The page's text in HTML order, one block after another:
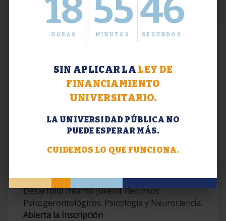
18
HORAS
55
MINUTOS
47
SEGUNDOS
SIN APLICAR LA LEY DE
FINANCIAMIENTO
UNIVERSITARIO.
LA UNIVERSIDAD PÚBLICA NO
PUEDE ESPERAR MÁS.
CUIDEMOS LO QUE FUNCIONA.
Extensión. Diplomaturas 2026.
Contemporáneas; Problemáticas en el
Desarrollo Infanto Juvenil; Recursos
Psicogerontológicos; Psicología y Neurociencia.
Abierta la Inscripción